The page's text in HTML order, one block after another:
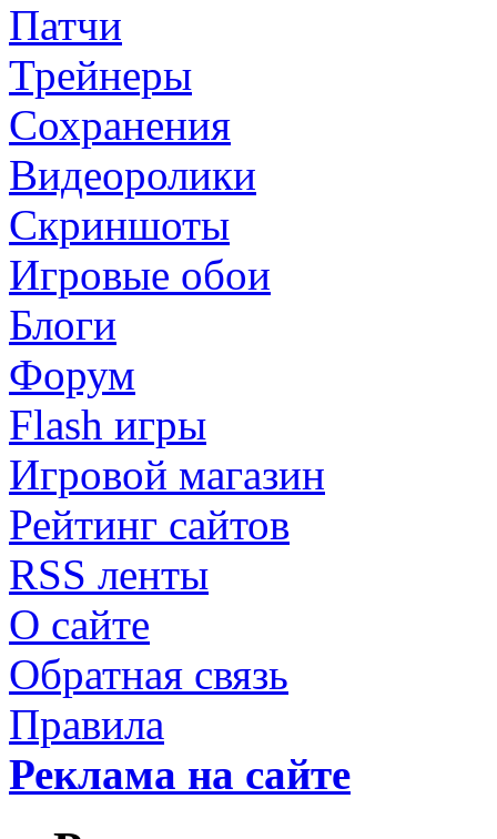
Патчи
Трейнеры
Сохранения
Видеоролики
Скриншоты
Игровые обои
Блоги
Форум
Flash игры
Игровой магазин
Рейтинг сайтов
RSS ленты
О сайте
Обратная связь
Правила
Реклама на сайте